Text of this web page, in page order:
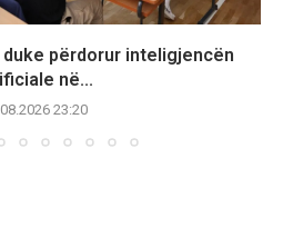
përdorur inteligjencën
në...
23:20